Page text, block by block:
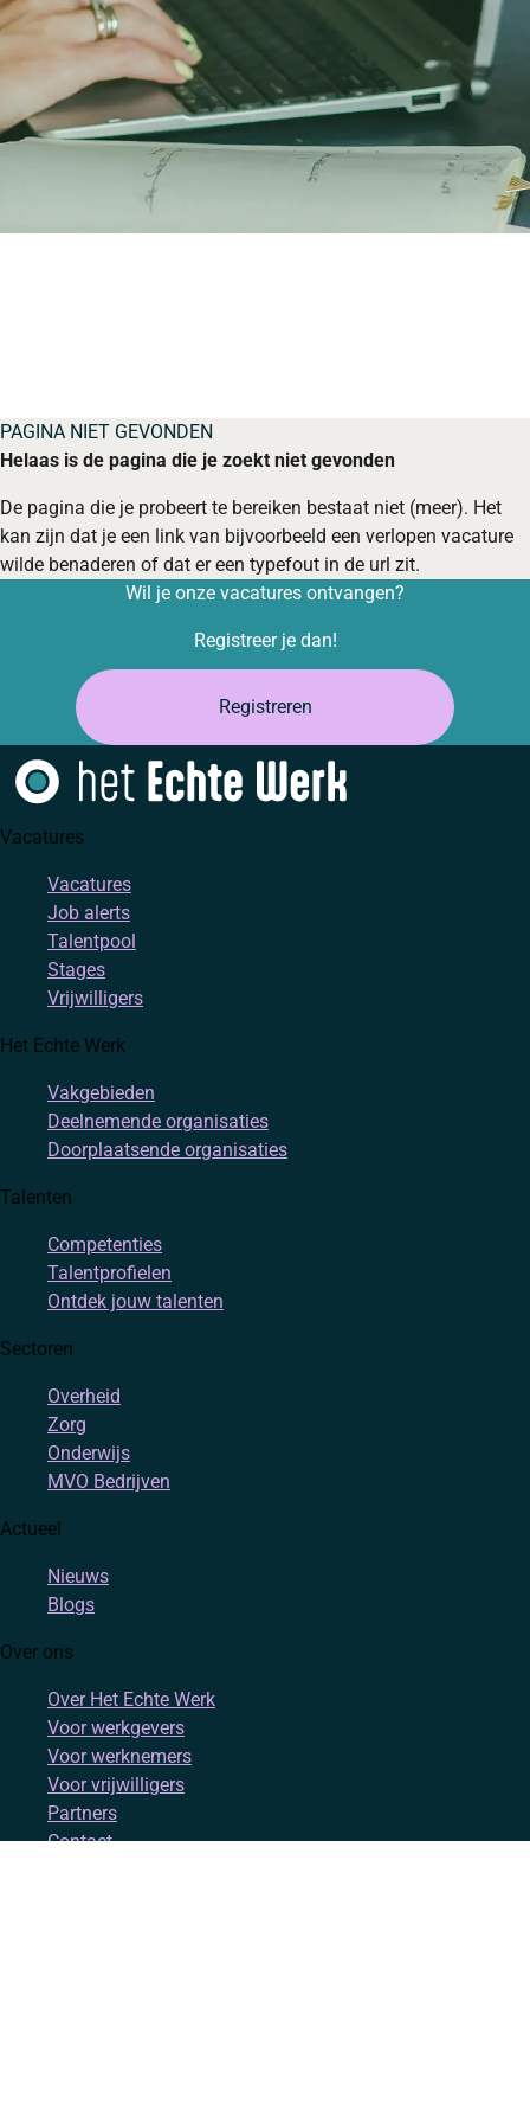
PAGINA NIET GEVONDEN
Helaas is de pagina die je zoekt niet gevonden
De pagina die je probeert te bereiken bestaat niet (meer). Het
kan zijn dat je een link van bijvoorbeeld een verlopen vacature
wilde benaderen of dat er een typefout in de url zit.
Wil je onze vacatures ontvangen?
Registreer je dan!
Registreren
Vacatures
Vacatures
Job alerts
Talentpool
Stages
Vrijwilligers
Het Echte Werk
Vakgebieden
Deelnemende organisaties
Doorplaatsende organisaties
Talenten
Competenties
Talentprofielen
Ontdek jouw talenten
Sectoren
Overheid
Zorg
Onderwijs
MVO Bedrijven
Actueel
Nieuws
Blogs
Over ons
Over Het Echte Werk
Voor werkgevers
Voor werknemers
Voor vrijwilligers
Partners
Contact